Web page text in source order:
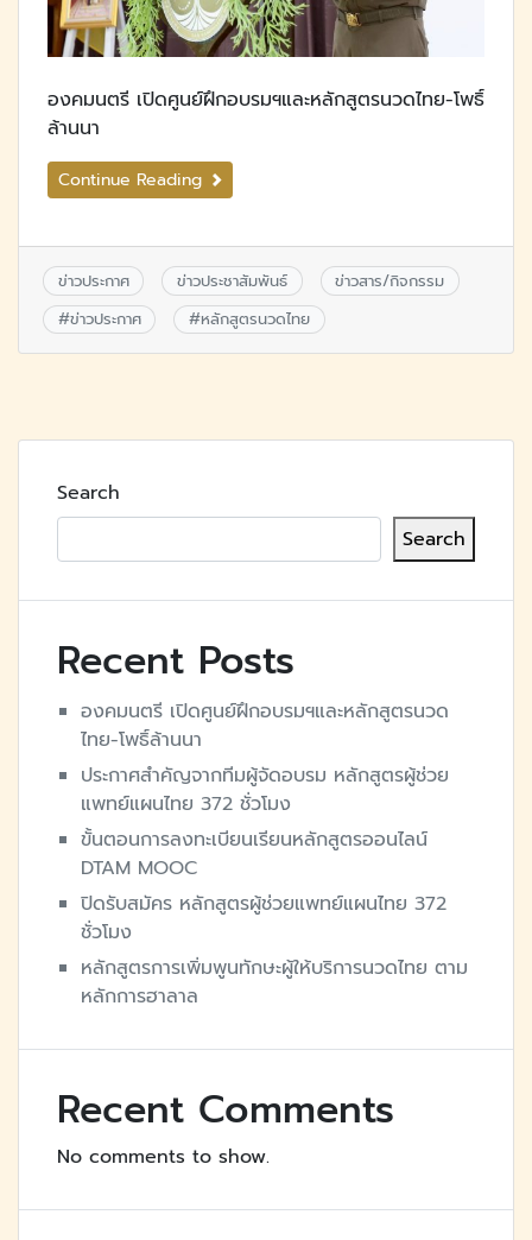
องคมนตรี​ เปิดศูนย์ฝึกอบรมฯและหลักสูตร​นวดไทย-โพธิ์
ล้านนา
Continue Reading
ข่าวประกาศ ข่าวประชาสัมพันธ์
ข่าวสาร/กิจกรรม
#ข่าวประกาศ #หลักสูตรนวดไทย
Search
Search
Recent Posts
องคมนตรี​ เปิดศูนย์ฝึกอบรมฯและหลักสูตร​นวด
ไทย-โพธิ์ล้านนา
ประกาศสำคัญจากทีมผู้จัดอบรม หลักสูตรผู้ช่วย
แพทย์แผนไทย 372 ชั่วโมง
ขั้นตอนการลงทะเบียนเรียนหลักสูตรออนไลน์
DTAM MOOC
ปิดรับสมัคร หลักสูตรผู้ช่วยแพทย์แผนไทย 372
ชั่วโมง
หลักสูตรการเพิ่มพูนทักษะผู้ให้บริการนวดไทย ตาม
หลักการฮาลาล
Recent Comments
No comments to show.